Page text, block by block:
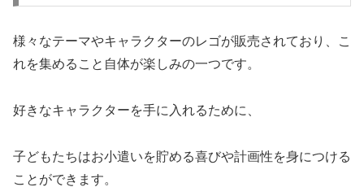
様々なテーマやキャラクターのレゴが販売されており、こ
れを集めること自体が楽しみの一つです。
好きなキャラクターを手に入れるために、
子どもたちはお小遣いを貯める喜びや計画性を身につける
ことができます。